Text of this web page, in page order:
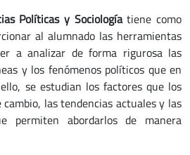
Políticas y Sociologíatiene como
al alumnado las herramientas
a analizar de forma rigurosa las
y los fenómenos políticos que en
se estudian los factores que los
las tendencias actuales y las
permiten abordarlos de manera